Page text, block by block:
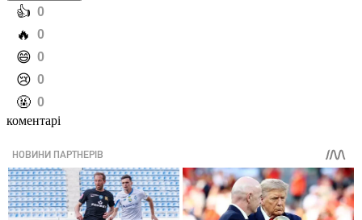
️👍 0
️🔥 0
️😄 0
️😢 0
️🤬 0
коментарі